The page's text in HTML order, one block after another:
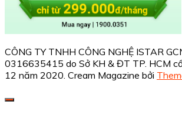
CÔNG TY TNHH CÔNG NGHỆ ISTAR
0316635415 do Sở KH & ĐT TP. HCM
12 năm 2020. Cream Magazine bởi